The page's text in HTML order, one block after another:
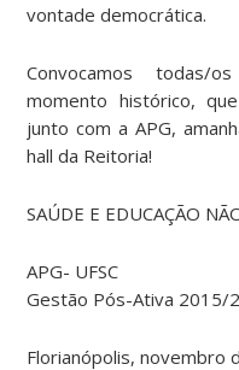
vontade democrática.
Convocamos todas/
momento histórico,
junto com a APG,
hall da Reitoria!
SAÚDE E EDUCAÇÃO
APG- UFSC
Gestão Pós-Ativa 2015/
Florianópolis, novembro